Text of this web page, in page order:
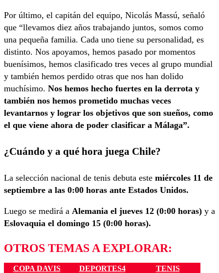
Por último, el capitán del equipo, Nicolás Massú, señaló
que “llevamos diez años trabajando juntos, somos como
una pequeña familia. Cada uno tiene su personalidad, es
distinto. Nos apoyamos, hemos pasado por momentos
buenísimos, hemos clasificado tres veces al grupo mundial
y también hemos perdido otras que nos han dolido
muchísimo. Nos hemos hecho fuertes en la derrota y
también nos hemos prometido muchas veces
levantarnos y lograr los objetivos que son sueños, como
el que viene ahora de poder clasificar a Málaga”.
¿Cuándo y a qué hora juega Chile?
La selección nacional de tenis debuta este miércoles 11 de
septiembre a las 0:00 horas ante Estados Unidos.
Luego se medirá a Alemania el jueves 12 (0:00 horas) y a
Eslovaquia el domingo 15 (0:00 horas).
OTROS TEMAS A EXPLORAR:
COPA DAVIS DEPORTES4 TENIS